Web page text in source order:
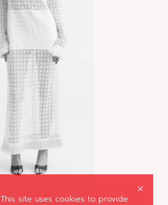
This site uses cookies to provide